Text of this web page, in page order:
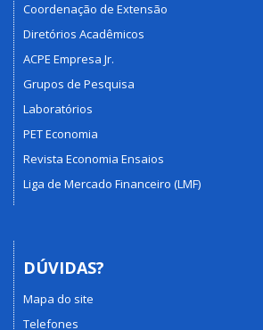
Coordenação de Extensão
Diretórios Acadêmicos
ACPE Empresa Jr.
Grupos de Pesquisa
Laboratórios
PET Economia
Revista Economia Ensaios
Liga de Mercado Financeiro (LMF)
DÚVIDAS?
Mapa do site
Telefones